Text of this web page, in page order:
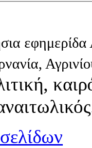
εφημερίδα